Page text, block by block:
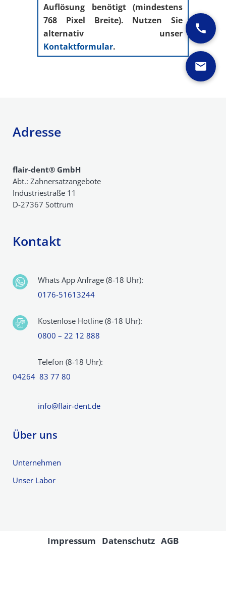
Auflösung benötigt (mindestens
768 Pixel Breite). Nutzen Sie
alternativ unser
Kontaktformular.
Adresse
flair-dent® GmbH
Abt.: Zahnersatzangebote
Industriestraße 11
D-27367 Sottrum
Kontakt
Whats App Anfrage (8-18 Uhr):
0176-51613244
Kostenlose Hotline (8-18 Uhr):
0800 – 22 12 888
Telefon (8-18 Uhr):
04264 83 77 80
info@flair-dent.de
Über uns
Unternehmen
Unser Labor
Impressum Datenschutz AGB